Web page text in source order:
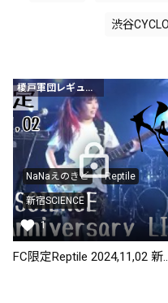
渋谷
榎戸軍団レギュラー会員以上
NaNaえのきど Reptile
新宿SCIENCE
1
FC限定Reptile